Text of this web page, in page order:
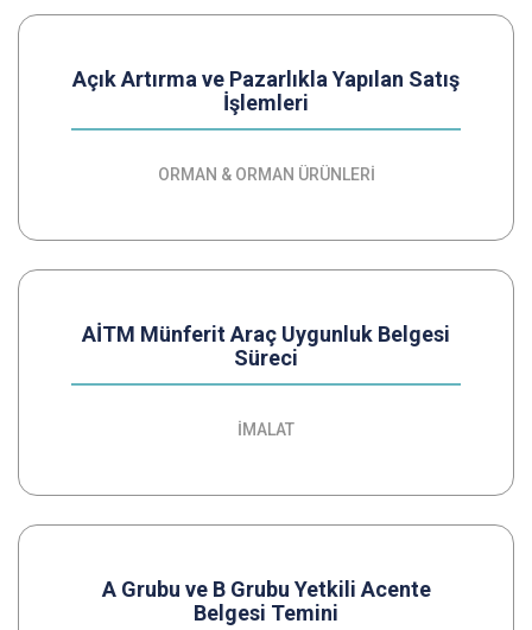
Açık Artırma ve Pazarlıkla Yapılan Satış
İşlemleri
ORMAN & ORMAN ÜRÜNLERİ
AİTM Münferit Araç Uygunluk Belgesi
Süreci
İMALAT
A Grubu ve B Grubu Yetkili Acente
Belgesi Temini